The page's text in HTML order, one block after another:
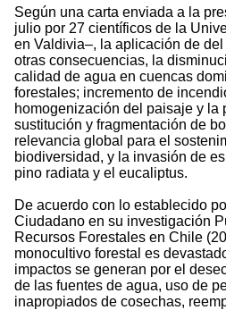
Según una carta enviada a la
julio por 27 científicos de la
en Valdivia–, la aplicación de
otras consecuencias, la
calidad de agua en cuencas
forestales; incremento de
homogenización del paisaje y la
sustitución y fragmentación de
relevancia global para el
biodiversidad, y la invasión de
pino radiata y el eucaliptus.
De acuerdo con lo establecido
Ciudadano en su investigación
Recursos Forestales en Chile
monocultivo forestal es
impactos se generan por el
de las fuentes de agua, uso de
inapropiados de cosechas,